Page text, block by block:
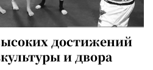
достижений
и двора